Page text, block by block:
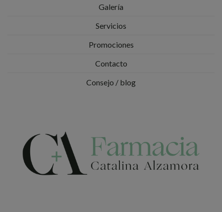
Galería
Servicios
Promociones
Contacto
Consejo / blog